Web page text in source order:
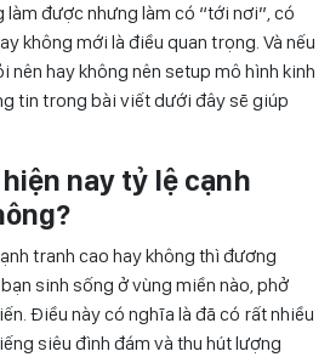
làm được nhưng làm có “tới nơi”, có
không mới là điều quan trọng. Và nếu
nên hay không nên setup mô hình kinh
tin trong bài viết dưới đây sẽ giúp
nay tỷ lệ cạnh
tranh cao hay không thì đương
sinh sống ở vùng miền nào, phở
Điều này có nghĩa là đã có rất nhiều
siêu đình đám và thu hút lượng